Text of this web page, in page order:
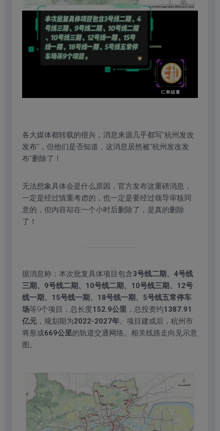
各大媒体都转载的很兴，消息来源几乎都写“杭州发改
发布”，但他们是否知道，这消息居然被“杭州发改发
布”删除了！
无法想象具体会是什么原因，官方发布这重磅消息，
一定是经过慎重考虑的，也一定是要经过领导审核同
意的，但内容却在一个小时后删除了，是真的删除
了！
据消息称：本次批复具体项目包含3号线二期、4号线
三期、9号线二期、10号线二期、10号线三期、12号
线一期、15号线一期、18号线一期、5号线五常停车
场等9个项目，总长度152.9公里 ，总投资约1387.91
亿元 ，规划期为2022-2027年。项目建成后，杭州市
将形成669公里的轨道交通网络。相关线路走向见示意
图。